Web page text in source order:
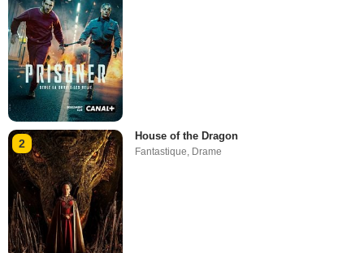
2
House of the Dragon
Fantastique Drame